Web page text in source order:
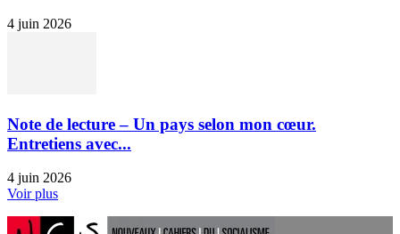
4 juin 2026
Note de lecture – Un pays selon mon cœur.
Entretiens avec...
4 juin 2026
Voir plus